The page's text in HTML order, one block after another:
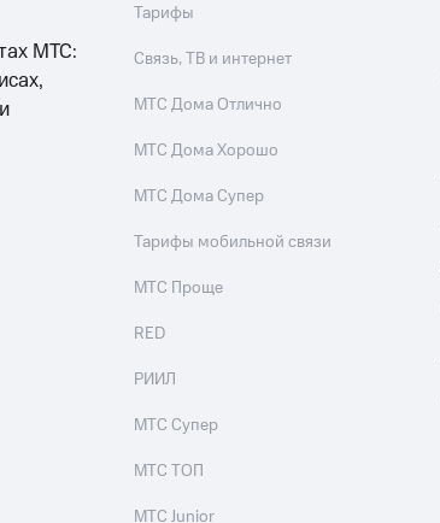
МТС:
Тарифы
Связь, ТВ и интернет
МТС Дома Отлично
МТС Дома Хорошо
МТС Дома Супер
Тарифы мобильной связи
МТС Проще
RED
РИИЛ
МТС Супер
МТС ТОП
МТС Junior